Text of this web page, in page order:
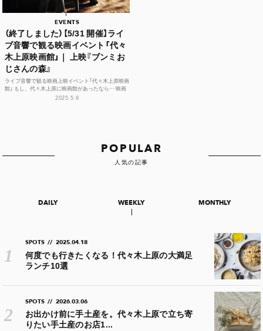
EVENTS
（終了しました）【5/31 開催】ライ
ブ音響で観る映画イベント「代々
木上原映画館」｜ 上映『ブンミお
じさんの森』
ライブ音響で観る映画上映イベント「代々木上原映画
館」 もし、代々木上原に映画館があったなら… 映画
館のない代々木上原に、映画館を作ってしまお...
2025.5.9
POPULAR
人気の記事
DAILY WEEKLY MONTHLY
SPOTS // 2025.04.18
何度でも行きたくなる！代々木上原の大満足
ランチ10選
SPOTS // 2026.03.06
お出かけ前に手土産を。代々木上原で立ち寄
りたい手土産のお店1...